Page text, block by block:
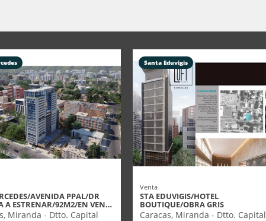
AVENIDA PPAL/DR
A ESTRENAR/92M2/EN VEN…
Miranda - Dtto. Capital
Santa Eduvigis
Venta
STA EDUVIGIS/HOTEL
BOUTIQUE/OBRA GRIS
Caracas, Miranda - Dtto. Capital